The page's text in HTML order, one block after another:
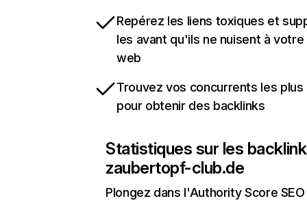
Repérez les liens toxiques et
les avant qu'ils ne nuisent à
web
Trouvez vos concurrents les
pour obtenir des backlinks
Statistiques sur les
zaubertopf-club.de
Plongez dans l'Authority Score